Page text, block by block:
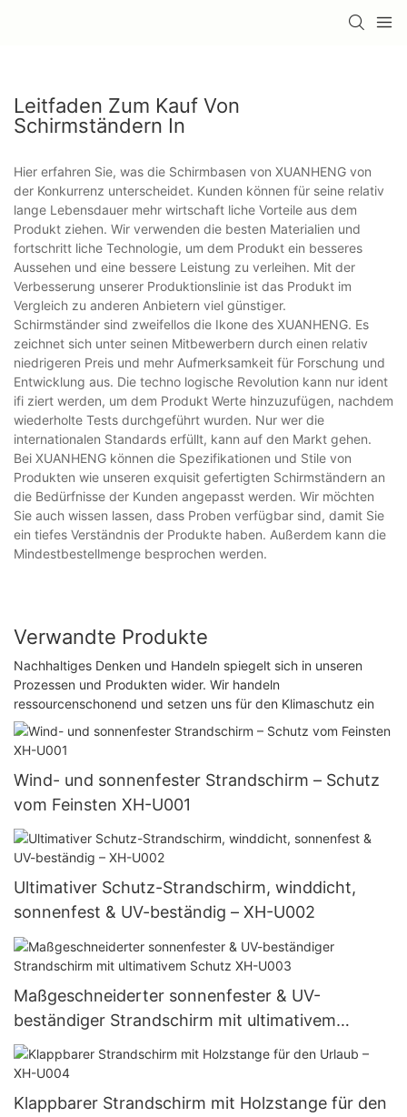
Leitfaden Zum Kauf Von
Schirmständern In
Hier erfahren Sie, was die Schirmbasen von XUANHENG von
der Konkurrenz unterscheidet. Kunden können für seine relativ
lange Lebensdauer mehr wirtschaft liche Vorteile aus dem
Produkt ziehen. Wir verwenden die besten Materialien und
fortschritt liche Technologie, um dem Produkt ein besseres
Aussehen und eine bessere Leistung zu verleihen. Mit der
Verbesserung unserer Produktionslinie ist das Produkt im
Vergleich zu anderen Anbietern viel günstiger.
Schirmständer sind zweifellos die Ikone des XUANHENG. Es
zeichnet sich unter seinen Mitbewerbern durch einen relativ
niedrigeren Preis und mehr Aufmerksamkeit für Forschung und
Entwicklung aus. Die techno logische Revolution kann nur ident
ifi ziert werden, um dem Produkt Werte hinzuzufügen, nachdem
wiederholte Tests durchgeführt wurden. Nur wer die
internationalen Standards erfüllt, kann auf den Markt gehen.
Bei XUANHENG können die Spezifikationen und Stile von
Produkten wie unseren exquisit gefertigten Schirmständern an
die Bedürfnisse der Kunden angepasst werden. Wir möchten
Sie auch wissen lassen, dass Proben verfügbar sind, damit Sie
ein tiefes Verständnis der Produkte haben. Außerdem kann die
Mindestbestellmenge besprochen werden.
Verwandte Produkte
Nachhaltiges Denken und Handeln spiegelt sich in unseren
Prozessen und Produkten wider. Wir handeln
ressourcenschonend und setzen uns für den Klimaschutz ein
Wind- und sonnenfester Strandschirm – Schutz
vom Feinsten XH-U001
Ultimativer Schutz-Strandschirm, winddicht,
sonnenfest & UV-beständig – XH-U002
Maßgeschneiderter sonnenfester & UV-
beständiger Strandschirm mit ultimativem
Schutz XH-U003
Klappbarer Strandschirm mit Holzstange für den